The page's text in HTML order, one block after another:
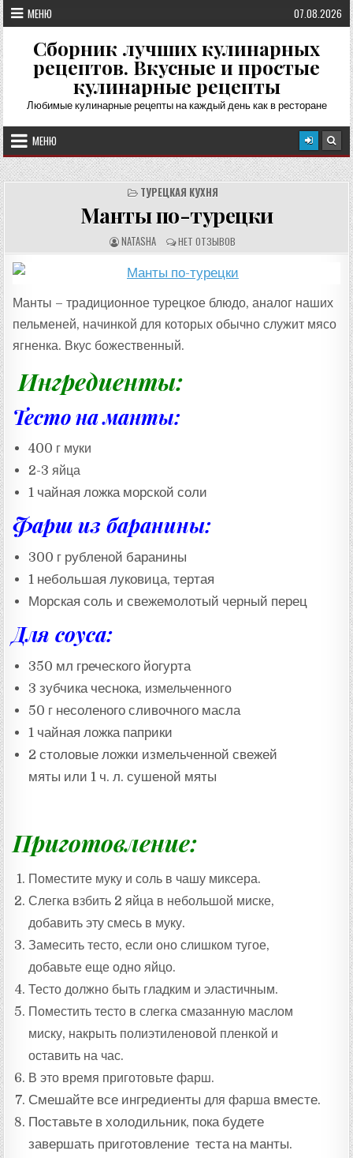
Перейти
к
содержимому
МЕНЮ 07.08.2026
Сборник лучших кулинарных
рецептов. Вкусные и простые
кулинарные рецепты
Любимые кулинарные рецепты на каждый день как в ресторане
МЕНЮ
ТУРЕЦКАЯ КУХНЯ
Манты по-турецки
А
В
Т
Е
Ц
П
А
:
NATASHA О
Т
З
Ы
В
:
НЕТ ОТЗЫВОВ
Манты – традиционное турецкое блюдо, аналог наших
пельменей, начинкой для которых обычно служит мясо
ягненка. Вкус божественный.
Ингредиенты:
Тесто на манты:
400 г муки
2-3 яйца
1 чайная ложка морской соли
Фарш из баранины:
300 г рубленой баранины
1 небольшая луковица, тертая
Морская соль и свежемолотый черный перец
Для соуса:
350 мл греческого йогурта
3 зубчика чеснока, измельченного
50 г несоленого сливочного масла
1 чайная ложка паприки
2 столовые ложки измельченной свежей
мяты или 1 ч. л. сушеной мяты
Приготовление:
Поместите муку и соль в чашу миксера.
Слегка взбить 2 яйца в небольшой миске,
добавить эту смесь в муку.
Замесить тесто, если оно слишком тугое,
добавьте еще одно яйцо.
Тесто должно быть гладким и эластичным.
Поместить тесто в слегка смазанную маслом
миску, накрыть полиэтиленовой пленкой и
оставить на час.
В это время приготовьте фарш.
Смешайте все ингредиенты для фарша вместе.
Поставьте в холодильник, пока будете
завершать приготовление теста на манты.